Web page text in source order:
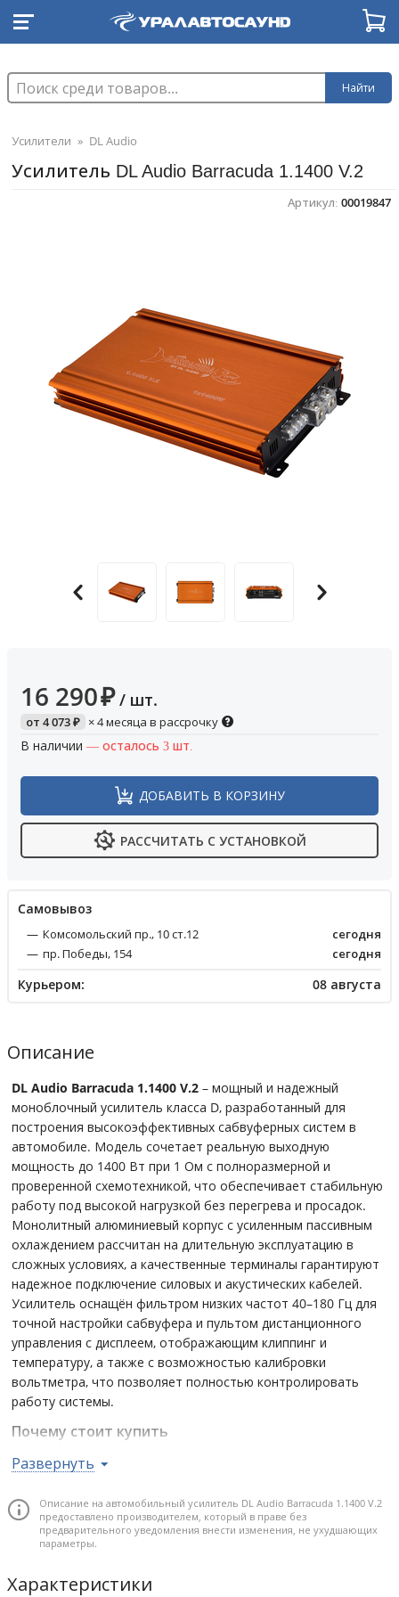
Найти
Усилители » DL Audio
Усилитель DL Audio Barracuda 1.1400 V.2
Артикул: 00019847
16 290₽ / шт.
от 4 073₽ × 4 месяца в рассрочку
В наличии — осталось 3 шт.
ДОБАВИТЬ В КОРЗИНУ
РАССЧИТАТЬ С УСТАНОВКОЙ
Cамовывоз
Комсомольский пр., 10 ст.12
сегодня
пр. Победы, 154
сегодня
Курьером: 08 августа
Описание
DL Audio Barracuda 1.1400 V.2 – мощный и надежный
моноблочный усилитель класса D, разработанный для
построения высокоэффективных сабвуферных систем в
автомобиле. Модель сочетает реальную выходную
мощность до 1400 Вт при 1 Ом с полноразмерной и
проверенной схемотехникой, что обеспечивает стабильную
работу под высокой нагрузкой без перегрева и просадок.
Монолитный алюминиевый корпус с усиленным пассивным
охлаждением рассчитан на длительную эксплуатацию в
сложных условиях, а качественные терминалы гарантируют
надежное подключение силовых и акустических кабелей.
Усилитель оснащён фильтром низких частот 40–180 Гц для
точной настройки сабвуфера и пультом дистанционного
управления с дисплеем, отображающим клиппинг и
температуру, а также с возможностью калибровки
вольтметра, что позволяет полностью контролировать
работу системы.
Почему стоит купить
Обеспечивает уверенное и контролируемое питание
мощности до 1400 Вт при 1 Ом, что позволяет получить
глубокий и плотный бас без искажений.
Надежная D-класс схемотехника и монолитный
охлаждением гарантируют стабильную работу
Развернуть
Описание на автомобильный усилитель DL Audio Barracuda 1.1400 V.2
предоставлено производителем, который в праве без
предварительного уведомления внести изменения, не ухудшающих
параметры.
Характеристики